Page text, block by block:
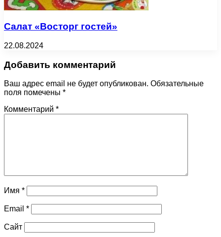
Салат «Восторг гостей»
22.08.2024
Добавить комментарий
Ваш адрес email не будет опубликован. Обязательные
поля помечены *
Комментарий *
Имя *
Email *
Сайт